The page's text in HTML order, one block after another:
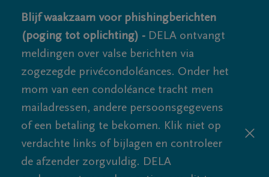
Blijf waakzaam voor phishingberichten
(poging tot oplichting) - DELA ontvangt
meldingen over valse berichten via
zogezegde privécondoléances. Onder het
mom van een condoléance tracht men
mailadressen, andere persoonsgegevens
of een betaling te bekomen. Klik niet op
verdachte links of bijlagen en controleer
de afzender zorgvuldig. DELA